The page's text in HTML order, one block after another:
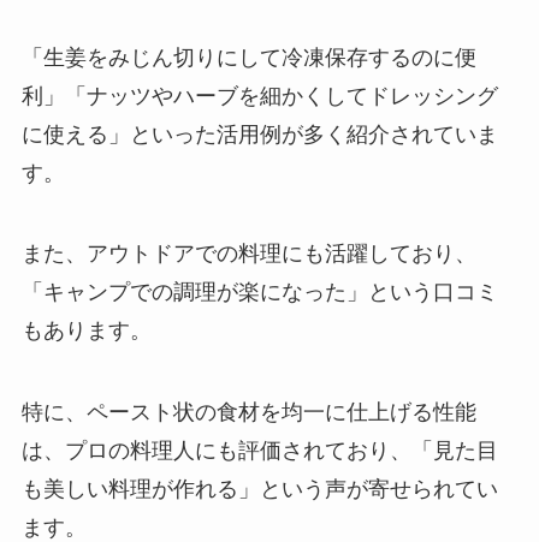
「生姜をみじん切りにして冷凍保存するのに便
利」「ナッツやハーブを細かくしてドレッシング
に使える」といった活用例が多く紹介されていま
す。
また、アウトドアでの料理にも活躍しており、
「キャンプでの調理が楽になった」という口コミ
もあります。
特に、ペースト状の食材を均一に仕上げる性能
は、プロの料理人にも評価されており、「見た目
も美しい料理が作れる」という声が寄せられてい
ます。